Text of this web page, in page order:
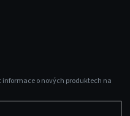
o nových produktech na